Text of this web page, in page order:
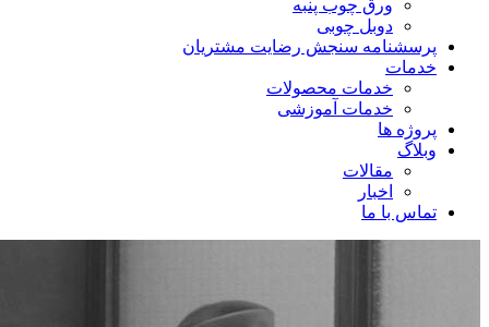
ورق چوب پنبه
دوبل چوبی
پرسشنامه سنجش رضایت مشتریان
خدمات
خدمات محصولات
خدمات آموزشی
پروژه ها
وبلاگ
مقالات
اخبار
تماس با ما